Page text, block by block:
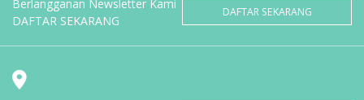
Berlangganan Newsletter Kami
DAFTAR SEKARANG
DAFTAR SEKARANG